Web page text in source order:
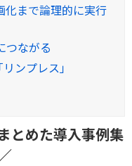
化まで論理的に実行
つながる
ンプレス」
とめた導入事例集